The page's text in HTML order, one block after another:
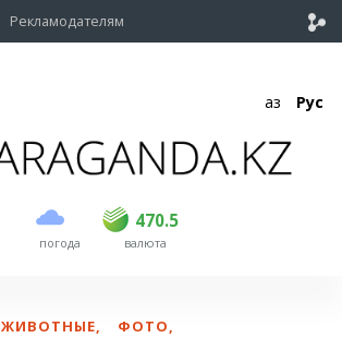
Рекламодателям
Қаз Рус
погода
470.5
USD 468.5 470.5
EUR валюта
ЖИВОТНЫЕ, ФОТО,